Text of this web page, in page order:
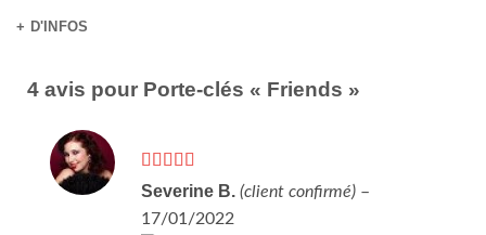
+ D'INFOS
4 avis pour Porte-clés « Friends »
Note5sur 5
Severine B. (client confirmé) –
17/01/2022